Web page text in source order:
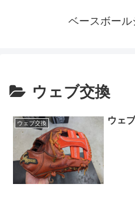
ベースボー
ウェブ交換
ウェブ交換 ウェ